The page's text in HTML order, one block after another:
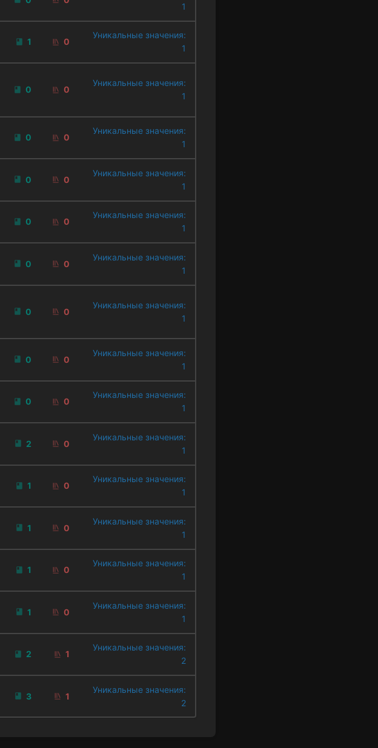
1
1 0
Уникальные значения:
1
0 0
Уникальные значения:
1
0 0
Уникальные значения:
1
0 0
Уникальные значения:
1
0 0
Уникальные значения:
1
0 0
Уникальные значения:
1
0 0
Уникальные значения:
1
0 0
Уникальные значения:
1
0 0
Уникальные значения:
1
2 0
Уникальные значения:
1
1 0
Уникальные значения:
1
1 0
Уникальные значения:
1
1 0
Уникальные значения:
1
1 0
Уникальные значения:
1
2 1
Уникальные значения:
2
3 1
Уникальные значения:
2